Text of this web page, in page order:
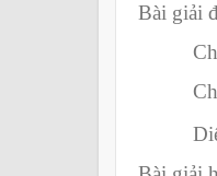
Bài giải
Chiều
Chiều
Diện